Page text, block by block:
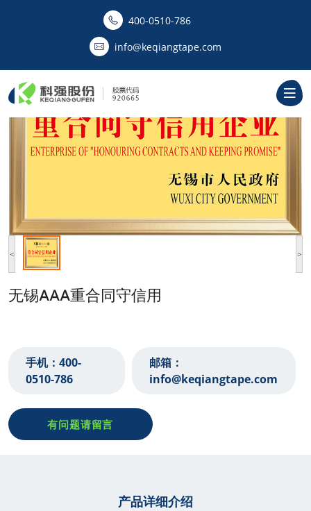
400-0510-786‬
info@keqiangtape.com
< >
无锡AAA重合同守信用
手机： 400-
0510-786‬
邮箱：
info@keqiangtape.com
有问题请留言
产品详细介绍